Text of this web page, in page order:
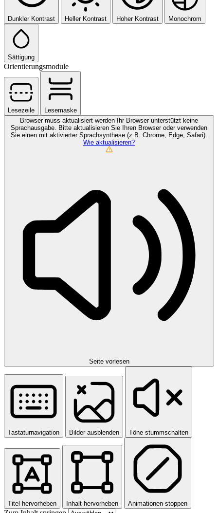
Dunkler Kontrast Heller Kontrast Hoher Kontrast Monochrom
Sättigung
Orientierungsmodule
Lesezeile
Lesemaske
Browser muss aktualisiert werden
Ihr Browser unterstützt keine
Sprachausgabe. Bitte aktualisieren Sie Ihren Browser oder verwenden
Sie einen mit aktivierter Sprachsynthese (z.B. Chrome, Edge, Safari).
Wie aktualisieren?
Seite vorlesen
Tastaturnavigation Bilder ausblenden Töne stummschalten
Titel hervorheben Inhalt hervorheben Animationen stoppen